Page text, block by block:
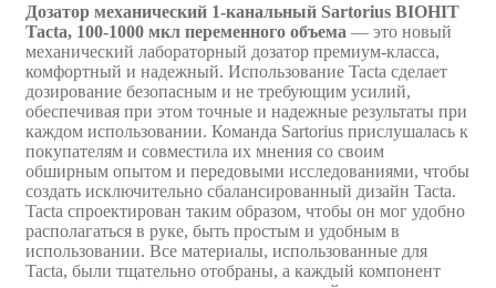
Дозатор механический 1-канальный Sartorius BIOHIT
Tacta, 100-1000 мкл переменного объема ― это новый
механический лабораторный дозатор премиум-класса,
комфортный и надежный. Использование Tacta сделает
дозирование безопасным и не требующим усилий,
обеспечивая при этом точные и надежные результаты при
каждом использовании. Команда Sartorius прислушалась к
покупателям и совместила их мнения со своим
обширным опытом и передовыми исследованиями, чтобы
создать исключительно сбалансированный дизайн Tacta.
Tacta спроектирован таким образом, чтобы он мог удобно
располагаться в руке, быть простым и удобным в
использовании. Все материалы, использованные для
Tacta, были тщательно отобраны, а каждый компонент